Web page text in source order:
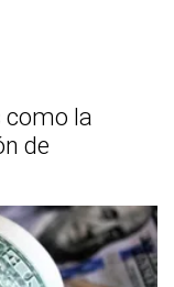
como la
de